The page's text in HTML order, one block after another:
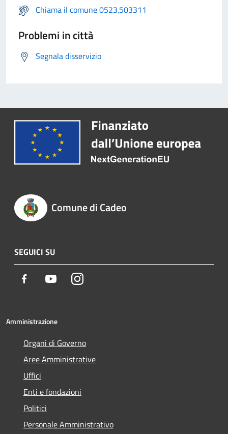
Chiama il comune 0523.503311
Problemi in città
Segnala disservizio
Comune di Cadeo
SEGUICI SU
Facebook YoutubeInstagram
Amministrazione
Organi di Governo
Aree Amministrative
Uffici
Enti e fondazioni
Politici
Personale Amministrativo